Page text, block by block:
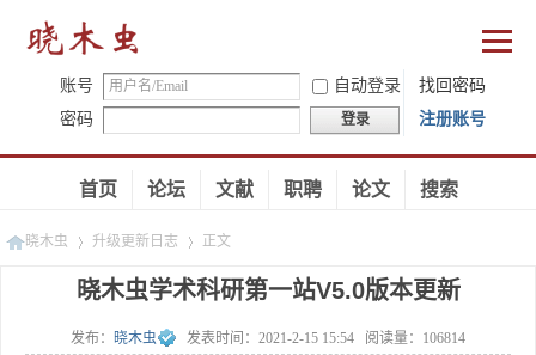
账号 自动登录
找回密码
密码
登录 注册账号
首页 论坛 文献 职聘 论文 搜索
晓木虫
»
升级更新日志 正文
晓木虫学术科研第一站V5.0版本更新
发布： 晓木虫 发表时间： 2021-2-15 15:54 阅读量： 106814